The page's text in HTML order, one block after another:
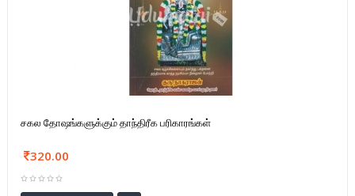
சகல தோஷங்களுக்கும் தாந்திரீக பரிகாரங்கள்
320.00